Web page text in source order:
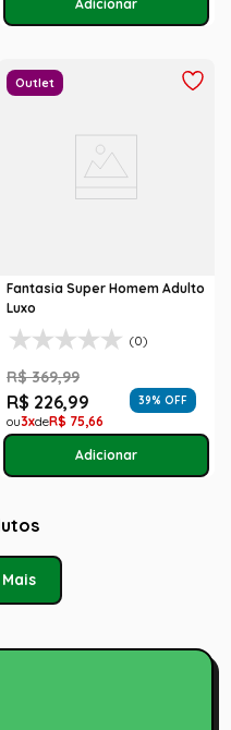
Fantasia Super Homem Adulto
Luxo
(0)
Outlet
R$ 369,99
R$ 226,99 39% OFF
3 R$ 75,66